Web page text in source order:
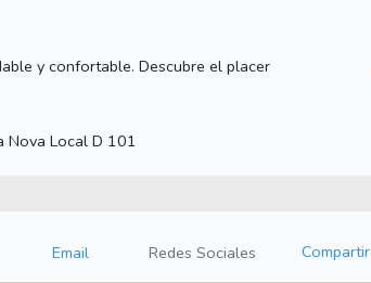
y confortable. Descubre el placer
Nova Local D 101
Email Redes Sociales Compartir